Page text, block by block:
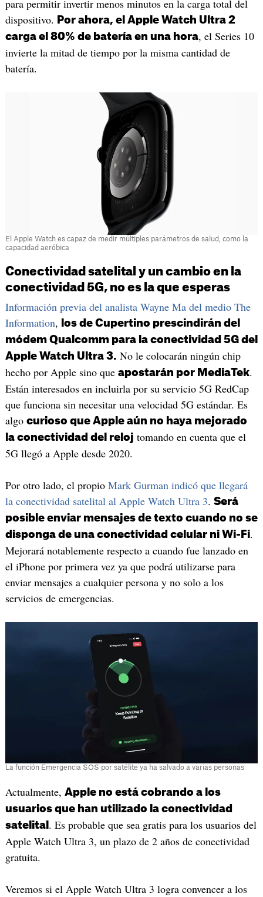
para permitir invertir menos minutos en la carga total del
dispositivo.
Por ahora, el Apple Watch Ultra 2
carga el 80% de batería en una hora, el Series 10
invierte la mitad de tiempo por la misma cantidad de
batería.
El Apple Watch es capaz de medir múltiples parámetros de salud, como la
capacidad aeróbica
Conectividad satelital y un cambio en la
conectividad 5G, no es la que esperas
Información previa del analista Wayne Ma del medio The
Information,
los de Cupertino prescindirán del
módem Qualcomm para la conectividad 5G del
Apple Watch Ultra 3. No le colocarán ningún chip
hecho por Apple sino que apostarán por MediaTek.
Están interesados en incluirla por su servicio 5G RedCap
que funciona sin necesitar una velocidad 5G estándar. Es
algo curioso que Apple aún no haya mejorado
la conectividad del reloj tomando en cuenta que el
5G llegó a Apple desde 2020.
Por otro lado, el propio Mark Gurman indicó que llegará
la conectividad satelital al Apple Watch Ultra 3. Será
posible enviar mensajes de texto cuando no se
disponga de una conectividad celular ni Wi-Fi.
Mejorará notablemente respecto a cuando fue lanzado en
el iPhone por primera vez ya que podrá utilizarse para
enviar mensajes a cualquier persona y no solo a los
servicios de emergencias.
La función Emergencia SOS por satélite ya ha salvado a varias personas
Actualmente, Apple no está cobrando a los
usuarios que han utilizado la conectividad
satelital . Es probable que sea gratis para los usuarios del
Apple Watch Ultra 3, un plazo de 2 años de conectividad
gratuita.
Veremos si el Apple Watch Ultra 3 logra convencer a los